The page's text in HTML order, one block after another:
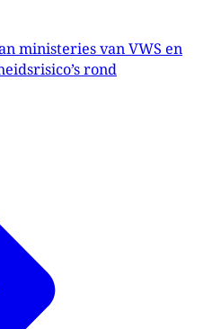
ministeries van VWS en
rond